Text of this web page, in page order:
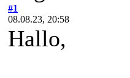
#1
08.08.23, 20:58
Hallo,